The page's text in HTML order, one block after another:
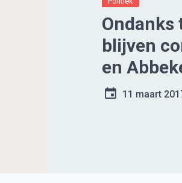
Ondanks
blijven
en
11 maart